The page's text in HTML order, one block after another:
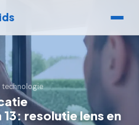
technologie
resolutie lens en